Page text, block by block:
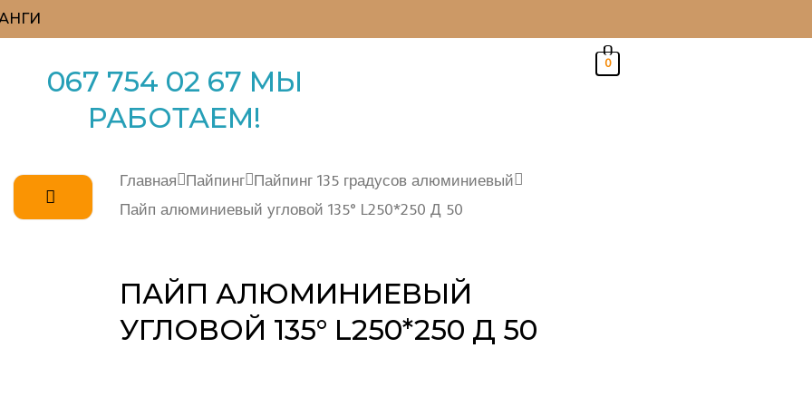
067 754 02 67 МЫ
РАБОТАЕМ!
0
Главная Пайпинг Пайпинг 135 градусов алюминиевый
Пайп алюминиевый угловой 135° L250*250 Д 50
ПАЙП АЛЮМИНИЕВЫЙ
УГЛОВОЙ 135° L250*250 Д 50